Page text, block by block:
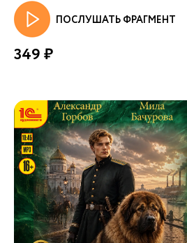
ПОСЛУШАТЬ ФРАГМЕНТ
349 ₽